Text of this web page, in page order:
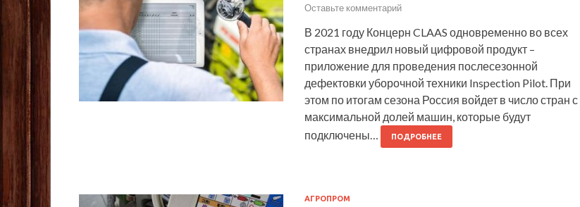
Оставьте комментарий
В 2021 году Концерн CLAAS одновременно во всех
странах внедрил новый цифровой продукт –
приложение для проведения послесезонной
дефектовки уборочной техники Inspection Pilot. При
этом по итогам сезона Россия войдет в число стран с
максимальной долей машин, которые будут
подключены…
ПОДРОБНЕЕ
АГРОПРОМ